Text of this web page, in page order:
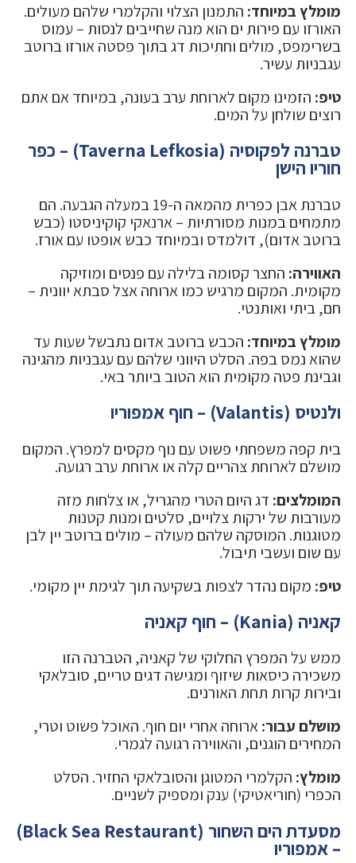
מומלץ במיוחד: התמנון הצלוי והקלמרי שלהם מעולים.
האורזו עם פירות ים הוא מנה שחייבים לנסות – עמוס
בשרימפס, מולים וחתיכות דג בתוך פסטה אורזו ברוטב
עגבניות עשיר.
טיפ: הזמינו מקום לארוחת ערב בעונה, במיוחד אם אתם
רוצים שולחן על המים.
טברנה לפקוסיה (Taverna Lefkosia) – כפר
חוריו הישן
טברנת אבן כפרית מהמאה ה-19 במעלה הגבעה. הם
מתמחים במנות מסורתיות – ארנאקי קוקיניסטו (כבש
ברוטב אדום), דולמדס ובמיוחד כבש אופטו עם אורז.
האווירה: החצר קסומה בלילה עם פנסים ומוזיקה
מקומית. המקום מרגיש כמו ארוחה אצל סבתא יוונית –
חם, ביתי ואותנטי.
מומלץ במיוחד: הכבש ברוטב אדום נתבשל שעות עד
שהוא נמס בפה. הסלט היווני שלהם עם עגבניות מהגינה
וגבינת פטה מקומית הוא הטוב ביותר באי.
ולנטיס (Valantis) – חוף אמפוריו
בית קפה משפחתי פשוט עם נוף מקסים למפרץ. המקום
מושלם לארוחת צהריים קלה או ארוחת ערב רגועה.
המומלצים: דג היום הטרי מהגריל, או צלחות מזה
מעורבות של ירקות צלויים, סלטים ומנות קטנות
מטוגנות. המוסקה שלהם מעולה – מולים ברוטב יין לבן
עם שום ועשבי תיבול.
טיפ: מקום נהדר לצפות בשקיעה תוך לגימת יין מקומי.
קאניה (Kania) – חוף קאניה
ממש על המפרץ החלוקי של קאניה, הטברנה הזו
משכירה כיסאות שיזוף ומגישה דגים טריים, סובלאקי
ובירות קרות תחת האורנים.
מושלם עבור:ארוחה אחרי יום חוף. האוכל פשוט וטרי,
המחירים הוגנים, והאווירה רגועה לגמרי.
מומלץ: הקלמרי המטוגן והסובלאקי החזיר. הסלט
הכפרי (חוריאטיקי) ענק ומספיק לשניים.
מסעדת הים השחור (Black Sea Restaurant)
– אמפוריו